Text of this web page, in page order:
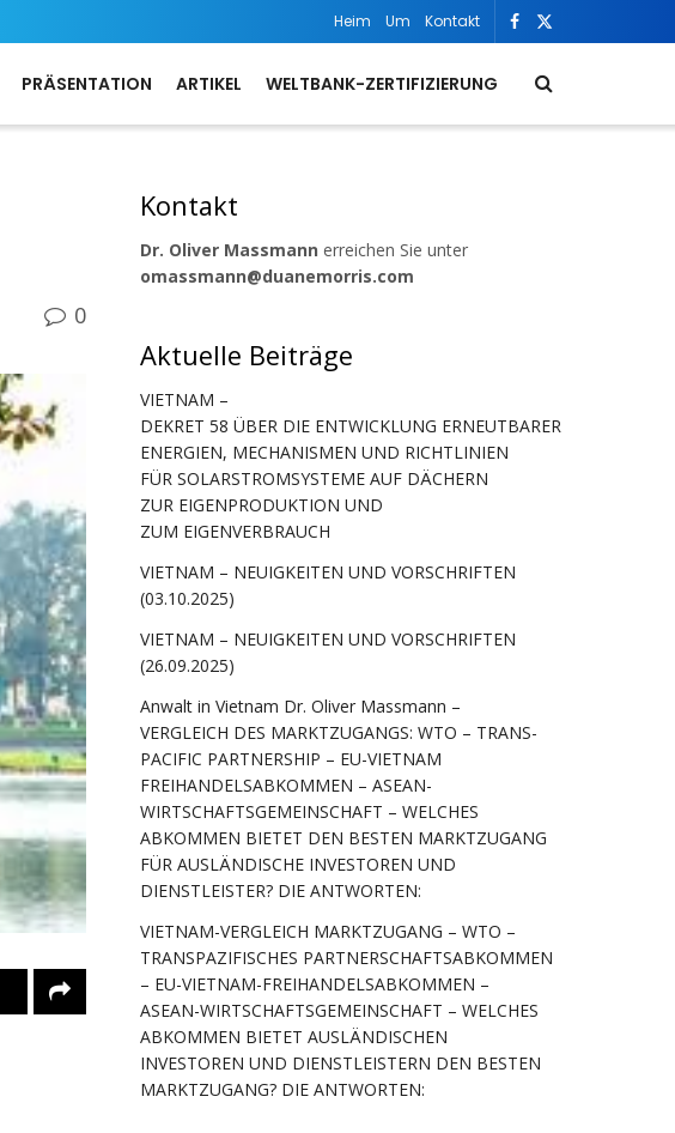
Heim Um Kontakt
PRÄSENTATION ARTIKEL WELTBANK-ZERTIFIZIERUNG
0
Kontakt
Dr. Oliver Massmann erreichen Sie unter
omassmann@duanemorris.com
Aktuelle Beiträge
VIETNAM –
DEKRET 58 ÜBER DIE ENTWICKLUNG ERNEUTBARER
ENERGIEN, MECHANISMEN UND RICHTLINIEN
FÜR SOLARSTROMSYSTEME AUF DÄCHERN
ZUR EIGENPRODUKTION UND
ZUM EIGENVERBRAUCH
VIETNAM – NEUIGKEITEN UND VORSCHRIFTEN
(03.10.2025)
VIETNAM – NEUIGKEITEN UND VORSCHRIFTEN
(26.09.2025)
Anwalt in Vietnam Dr. Oliver Massmann –
VERGLEICH DES MARKTZUGANGS: WTO – TRANS-
PACIFIC PARTNERSHIP – EU-VIETNAM
FREIHANDELSABKOMMEN – ASEAN-
WIRTSCHAFTSGEMEINSCHAFT – WELCHES
ABKOMMEN BIETET DEN BESTEN MARKTZUGANG
FÜR AUSLÄNDISCHE INVESTOREN UND
DIENSTLEISTER? DIE ANTWORTEN:
VIETNAM-VERGLEICH MARKTZUGANG – WTO –
TRANSPAZIFISCHES PARTNERSCHAFTSABKOMMEN
– EU-VIETNAM-FREIHANDELSABKOMMEN –
ASEAN-WIRTSCHAFTSGEMEINSCHAFT – WELCHES
ABKOMMEN BIETET AUSLÄNDISCHEN
INVESTOREN UND DIENSTLEISTERN DEN BESTEN
MARKTZUGANG? DIE ANTWORTEN: